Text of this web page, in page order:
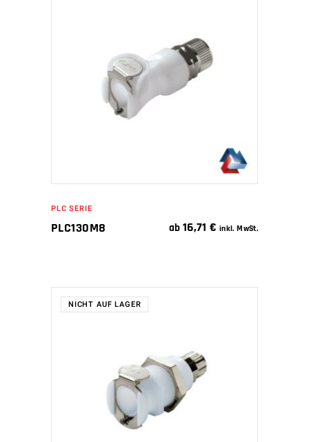
IN DEN WARENKORB
PLC SERIE
PLC130M8 ab 16,71€ inkl. MwSt.
NICHT AUF LAGER
WEITERLESEN